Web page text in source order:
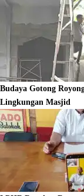
Budaya Gotong
Lingkungan Masjid